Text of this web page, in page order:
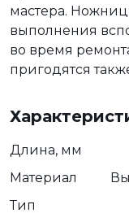
мастера.
выполнения
во время
пригодятся
Длина, мм
Материал
Тип